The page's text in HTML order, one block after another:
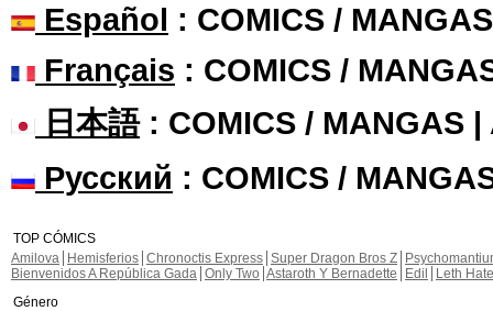
Español : COMICS /
Français : COMICS /
日本語: COMICS / MANGAS |
Русский : COMICS /
TOP CÓMICS
Amilova
Hemisferios Chronoctis Express Super Dragon Bros Z
Bienvenidos A República Gada Only Two Astaroth Y Bernadette Edil
Leth Hate
Género